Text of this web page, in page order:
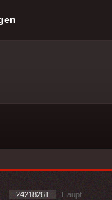
24218261 Haupt